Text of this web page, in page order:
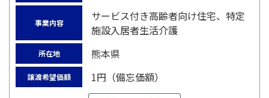
事業内容
サービス付き高齢者向け住宅、特定
施設入居者生活介護
所在地 熊本県
譲渡希望価額 1円（備忘価額）